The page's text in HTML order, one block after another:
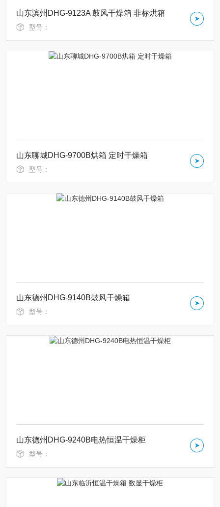
山东滨州DHG-9123A 鼓风干燥箱 非标烘箱
型号：
山东聊城DHG-9700B烘箱 定时干燥箱
型号：
山东德州DHG-9140B鼓风干燥箱
型号：
山东德州DHG-9240B电热恒温干燥柜
型号：